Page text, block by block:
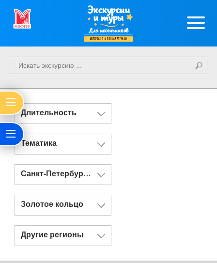
Экскурсии
и туры
Для школьников
интересно и познавательно
Длительность
Тематика
Санкт-Петербург и Казань
Золотое кольцо
Другие регионы